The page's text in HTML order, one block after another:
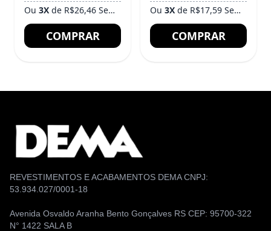
Ou 3X de R$26,46 Sem Juros
COMPRAR
Ou 3X de R$17,59 Sem Juros
COMPRAR
REVESTIMENTOS E ACABAMENTOS DEMA CNPJ:
53.934.027/0001-18
Avenida Osvaldo Aranha Bento Gonçalves RS CEP: 95700-322
N° 1422 SALA B